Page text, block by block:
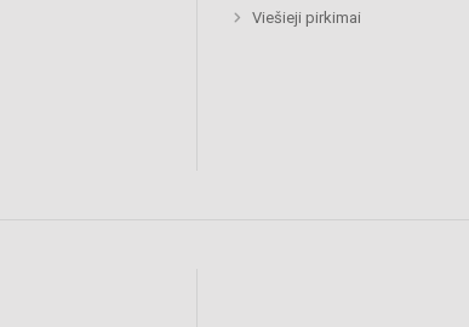
Viešieji pirkimai